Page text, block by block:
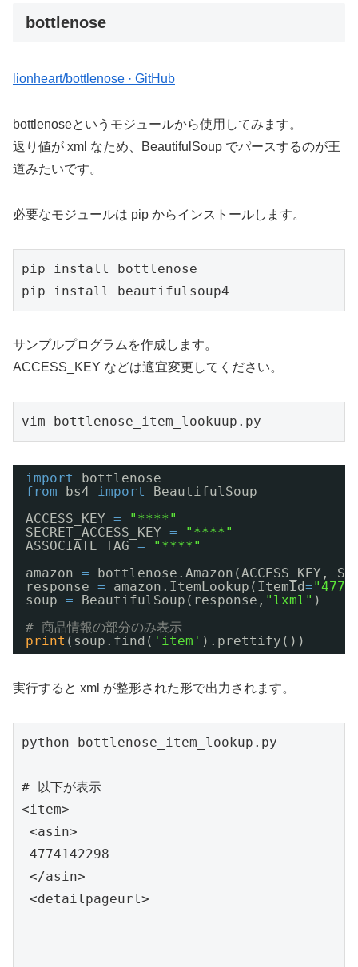
bottlenose
lionheart/bottlenose · GitHub
bottlenoseというモジュールから使用してみます。
返り値が xml なため、BeautifulSoup でパースするのが王
道みたいです。
必要なモジュールは pip からインストールします。
pip install bottlenose
pip install beautifulsoup4
サンプルプログラムを作成します。
ACCESS_KEY などは適宜変更してください。
vim bottlenose_item_lookuup.py
import
bottlenose
from
bs4 import
BeautifulSoup
ACCESS_KEY =
"****"
SECRET_ACCESS_KEY =
"****"
ASSOCIATE_TAG =
"****"
amazon =
bottlenose.Amazon(ACCESS_KEY,
response = amazon.ItemLookup(ItemId=
soup = BeautifulSoup(response, "lxml" )
# 商品情報の部分のみ表示
print (soup.find( 'item' ).prettify())
実行すると xml が整形された形で出力されます。
python bottlenose_item_lookup.py
# 以下が表示
<item>
<asin>
4774142298
</asin>
<detailpageurl>